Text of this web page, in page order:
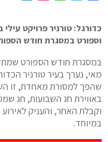
e
b
o
k
t
t
r
t
s
p
p
t
e
e
s
t
k
e
I
כדורגל: טורניר פרויקט
וספורט במסגרת חודש
במסגרת חודש הספורט
מאי, נערך בעיר טורניר
שהפך למסורת מאחדת, זו
באווירת חג השבועות, חג
וקבלת האחר, והעניק
במיוחד.